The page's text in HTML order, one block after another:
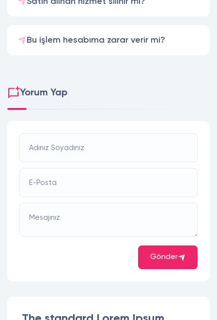
Bu işlem hesabıma zarar verir mi?
Yorum Yap
Adınız Soyadınız
E-Posta
Mesajınız
Gönder